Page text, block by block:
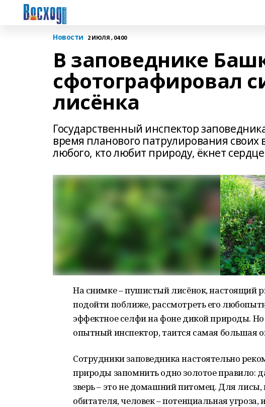
Новости 2 ИЮЛЯ , 04:00
В заповеднике
сфотографировал
лисёнка
Государственный инспектор
время планового патрулирования своих
любого, кто любит природу, ёкнет
На снимке – пушистый лисёнок, настоящий
подойти поближе, рассмотреть его
эффектное селфи на фоне дикой природы.
опытный инспектор, таится самая большая
Сотрудники заповедника настоятельно
природы запомнить одно золотое правило:
зверь – это не домашний питомец. Для лисы,
обитателя, человек – потенциальная